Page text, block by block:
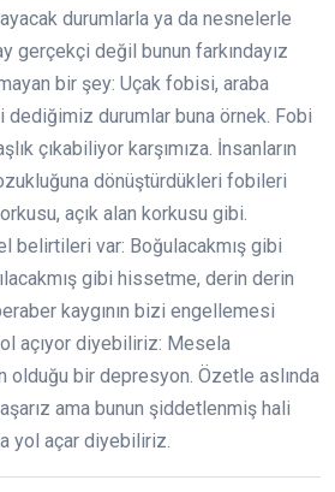
durumlarla ya da nesnelerle
gerçekçi değil bunun farkındayız
bir şey: Uçak fobisi, araba
durumlar buna örnek. Fobi
çıkabiliyor karşımıza. İnsanların
dönüştürdükleri fobileri
açık alan korkusu gibi.
belirtileri var: Boğulacakmış gibi
gibi hissetme, derin derin
kaygının bizi engellemesi
açıyor diyebiliriz: Mesela
olduğu bir depresyon. Özetle aslında
ama bunun şiddetlenmiş hali
yol açar diyebiliriz.